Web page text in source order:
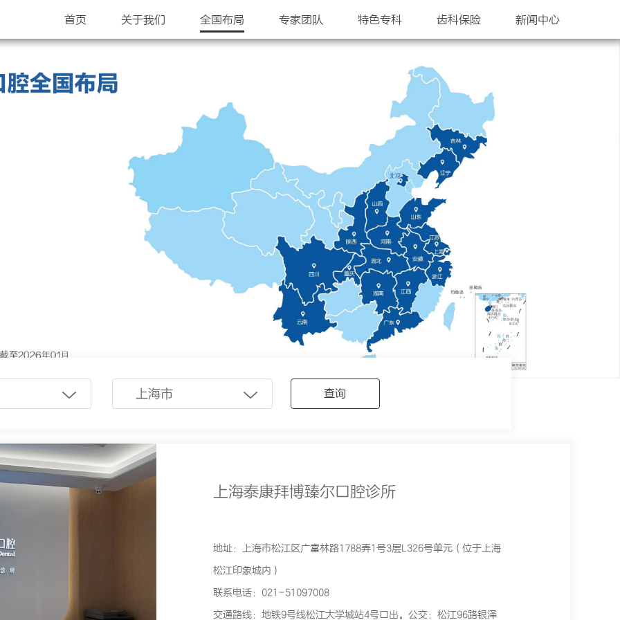
首页 关于我们 全国布局 专家团队 特色专科 齿科保险 新闻中心
上海市
上海泰康拜博臻尔口腔诊所
地址：上海市松江区广富林路1788弄1号3层L326号单元（位于上海
松江印象城内）
联系电话：021-51097008
交通路线：地铁9号线松江大学城站4号口出。公交：松江96路银泽